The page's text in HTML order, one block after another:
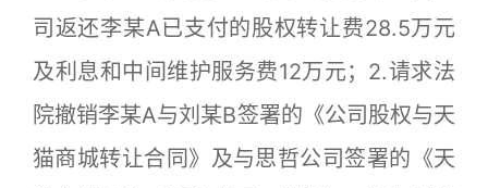
司返还李某A已支付的股权转让费28.5万元
及利息和中间维护服务费12万元；2.请求法
院撤销李某A与刘某B签署的《公司股权与天
猫商城转让合同》及与思哲公司签署的《天